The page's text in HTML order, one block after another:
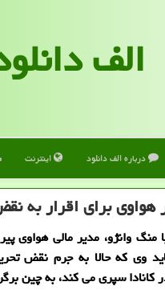
الف
درباره الف دانلود اینترنت
هواوی برای اقرار به
وانژو، مدیر مالی هواوی
وی که حالا به جرم نقض
سپری می کند، به چین